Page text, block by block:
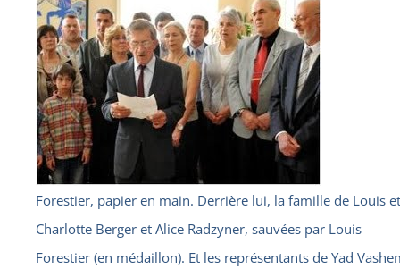
Forestier, papier en main. Derrière lui, la famille de Louis et
Charlotte Berger et Alice Radzyner, sauvées par Louis
Forestier (en médaillon). Et les représentants de Yad